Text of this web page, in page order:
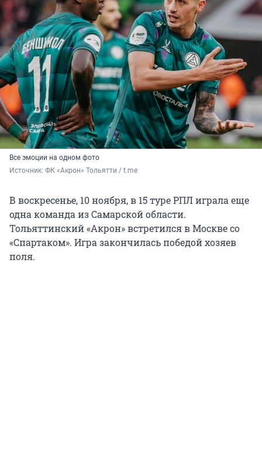
Все эмоции на одном фото
Источник: ФК «Акрон» Тольятти / t.me
В воскресенье, 10 ноября, в 15 туре РПЛ играла еще
одна команда из Самарской области.
Тольяттинский «Акрон» встретился в Москве со
«Спартаком». Игра закончилась победой хозяев
поля.